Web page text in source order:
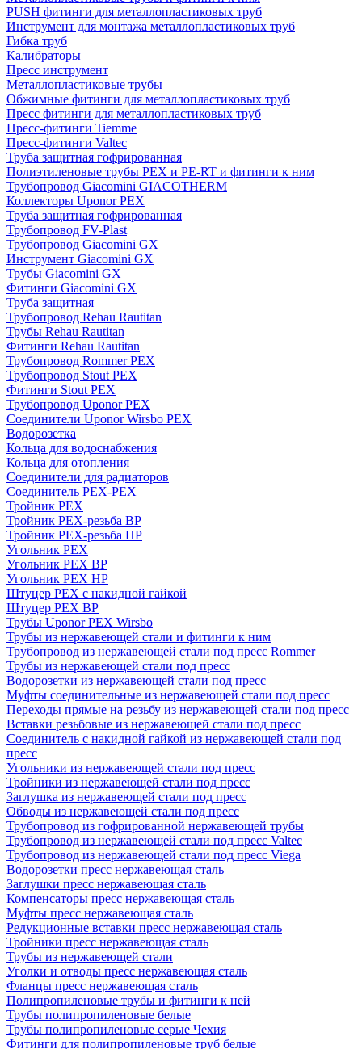
PUSH фитинги для металлопластиковых труб
Инструмент для монтажа металлопластиковых труб
Гибка труб
Калибраторы
Пресс инструмент
Металлопластиковые трубы
Обжимные фитинги для металлопластиковых труб
Пресс фитинги для металлопластиковых труб
Пресс-фитинги Tiemme
Пресс-фитинги Valtec
Труба защитная гофрированная
Полиэтиленовые трубы PEX и PE-RT и фитинги к ним
Трубопровод Giacomini GIACOTHERM
Коллекторы Uponor PEX
Труба защитная гофрированная
Трубопровод FV-Plast
Трубопровод Giacomini GX
Инструмент Giacomini GX
Трубы Giacomini GX
Фитинги Giacomini GX
Труба защитная
Трубопровод Rehau Rautitan
Трубы Rehau Rautitan
Фитинги Rehau Rautitan
Трубопровод Rommer PEX
Трубопровод Stout PEX
Фитинги Stout PEX
Трубопровод Uponor PEX
Соединители Uponor Wirsbo PEX
Водорозетка
Кольца для водоснабжения
Кольца для отопления
Соединители для радиаторов
Соединитель PEX-PEX
Тройник PEX
Тройник PEX-резьба ВР
Тройник PEX-резьба НР
Угольник PEX
Угольник PEX ВР
Угольник PEX НР
Штуцер PEX c накидной гайкой
Штуцер PEX ВР
Трубы Uponor PEX Wirsbo
Трубы из нержавеющей стали и фитинги к ним
Трубопровод из нержавеющей стали под пресс Rommer
Трубы из нержавеющей стали под пресс
Водорозетки из нержавеющей стали под пресс
Муфты соединительные из нержавеющей стали под пресс
Переходы прямые на резьбу из нержавеющей стали под пресс
Вставки резьбовые из нержавеющей стали под пресс
Соединитель с накидной гайкой из нержавеющей стали под
пресс
Угольники из нержавеющей стали под пресс
Тройники из нержавеющей стали под пресс
Заглушка из нержавеющей стали под пресс
Обводы из нержавеющей стали под пресс
Трубопровод из гофрированной нержавеющей трубы
Трубопровод из нержавеющей стали под пресс Valtec
Трубопровод из нержавеющей стали под пресс Viega
Водорозетки пресс нержавеющая сталь
Заглушки пресс нержавеющая сталь
Компенсаторы пресс нержавеющая сталь
Муфты пресс нержавеющая сталь
Редукционные вставки пресс нержавеющая сталь
Тройники пресс нержавеющая сталь
Трубы из нержавеющей стали
Уголки и отводы пресс нержавеющая сталь
Фланцы пресс нержавеющая сталь
Полипропиленовые трубы и фитинги к ней
Трубы полипропиленовые белые
Трубы полипропиленовые серые Чехия
Фитинги для полипропиленовые труб белые